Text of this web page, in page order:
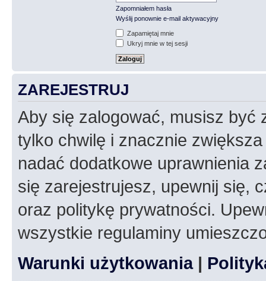
Zapomniałem hasła
Wyślij ponownie e-mail aktywacyjny
Zapamiętaj mnie
Ukryj mnie w tej sesji
ZAREJESTRUJ
Aby się zalogować, musisz być
tylko chwilę i znacznie
nadać dodatkowe uprawnienia
się zarejestrujesz, upewnij się,
oraz politykę prywatności.
wszystkie regulaminy
Warunki użytkowania|